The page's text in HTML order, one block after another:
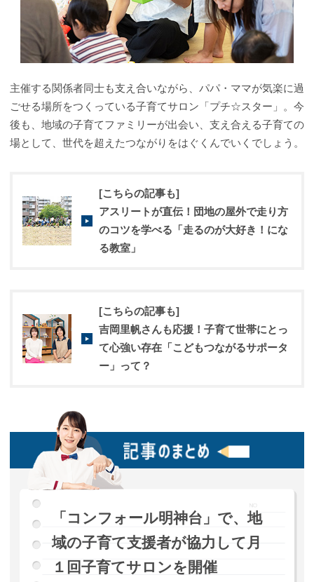
主催する関係者同士も支え合いながら、パパ・ママが気楽に過
ごせる場所をつくっている子育てサロン「プチ☆スター」。今
後も、地域の子育てファミリーが出会い、支え合える子育ての
場として、世代を超えたつながりをはぐくんでいくでしょう。
[こちらの記事も]
アスリートが直伝！団地の屋外で走り方
のコツを学べる「走るのが大好き！にな
る教室」
[こちらの記事も]
吉岡里帆さんも応援！子育て世帯にとっ
て心強い存在「こどもつながるサポータ
ー」って？
「コンフォール明神台」で、地
域の子育て支援者が協力して月
１回子育てサロンを開催